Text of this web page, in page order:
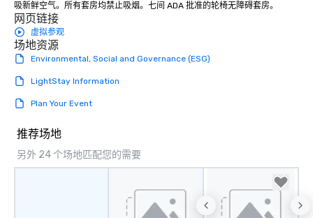
吸新鲜空气。所有套房均禁止吸烟。七间 ADA 批准的轮椅无障碍套房。
网页链接
虚拟参观
场地资源
Environmental, Social and Governance (ESG)
LightStay Information
Plan Your Event
推荐场地
另外 24 个场地匹配您的需要